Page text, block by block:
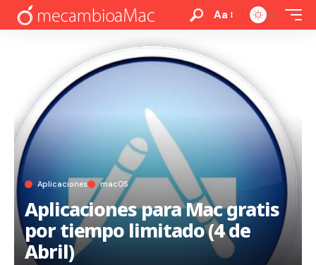
Aa
Aplicaciones macOS
Aplicaciones para Mac gratis
por tiempo limitado (4 de
Abril)